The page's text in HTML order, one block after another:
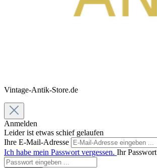
Vintage-Antik-Store.de
Anmelden
Leider ist etwas schief gelaufen
Ihre E-Mail-Adresse
Ich habe mein Passwort vergessen. Ihr Passwort